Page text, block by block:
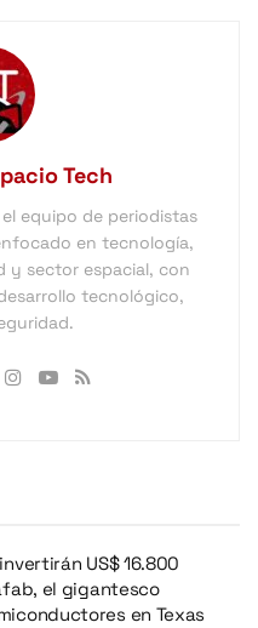
Tech
equipo de periodistas
en tecnología,
y sector espacial, con
tecnológico,
US$ 16.800
el gigantesco
en Texas